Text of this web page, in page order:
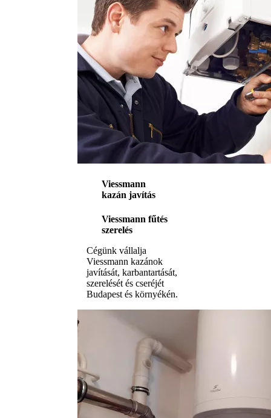
Viessmann
kazán javítás
Viessmann fűtés
szerelés
Cégünk vállalja
Viessmann kazánok
javítását, karbantartását,
szerelését és cseréjét
Budapest és környékén.